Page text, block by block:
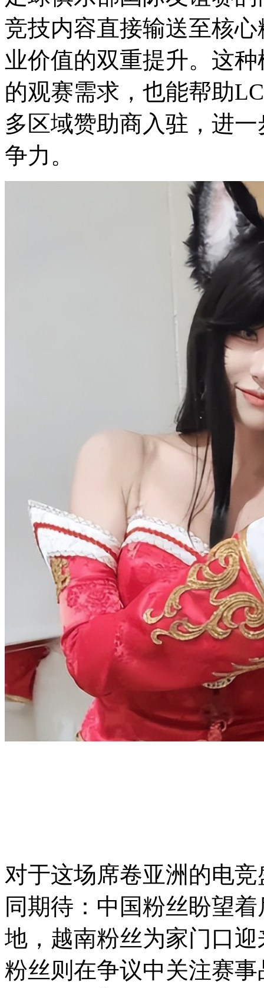
竞技内容直接输送至核
业价值的双重提升。这
的观赛需求，也能帮助
多区域赞助商入驻，进
争力。
对于这场席卷亚洲的电
同期待：中国粉丝盼望
地，越南粉丝为家门口
粉丝则在争议中关注赛